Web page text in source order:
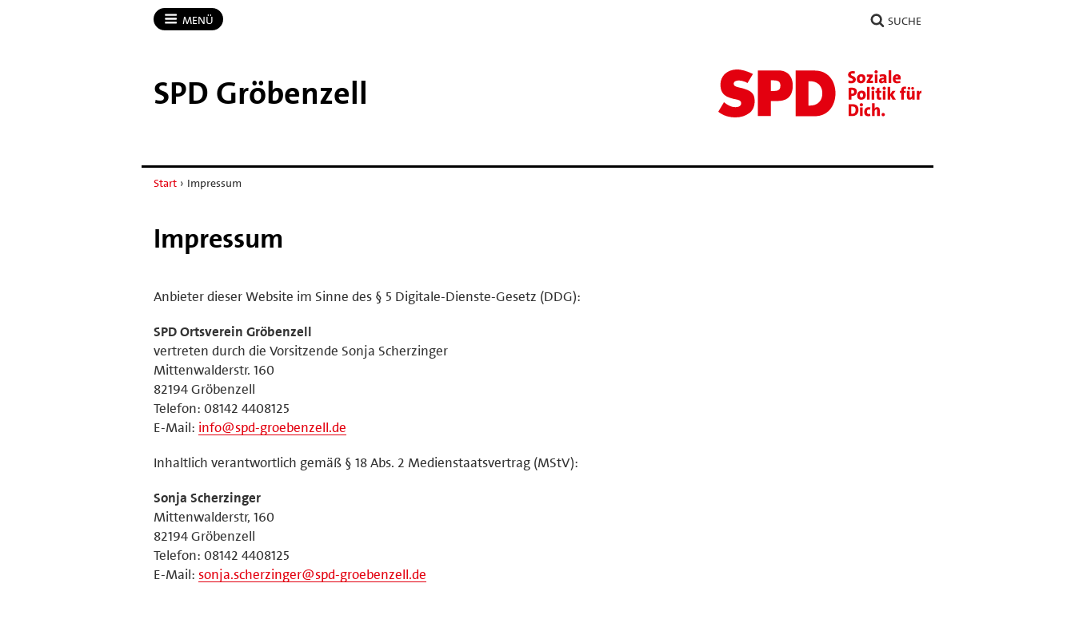
MENÜ SUCHE
SPD Gröbenzell
Start › Impressum
Impressum
Anbieter dieser Website im Sinne des § 5 Digitale-Dienste-Gesetz (DDG):
SPD Ortsverein Gröbenzell
vertreten durch die Vorsitzende Sonja Scherzinger
Mittenwalderstr. 160
82194 Gröbenzell
Telefon: 08142 4408125
E-Mail: info@spd-groebenzell.de
Inhaltlich verantwortlich gemäß § 18 Abs. 2 Medienstaatsvertrag (MStV):
Sonja Scherzinger
Mittenwalderstr, 160
82194 Gröbenzell
Telefon: 08142 4408125
E-Mail: sonja.scherzinger@spd-groebenzell.de